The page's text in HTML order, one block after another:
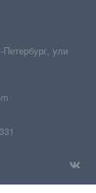
Петербург, ули